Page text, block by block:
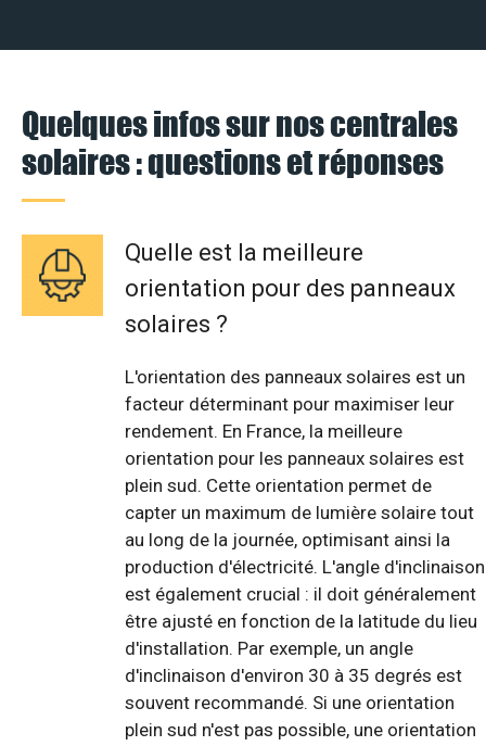
Quelques infos sur nos centrales
solaires : questions et réponses
Quelle est la meilleure
orientation pour des panneaux
solaires ?
L'orientation des panneaux solaires est un
facteur déterminant pour maximiser leur
rendement. En France, la meilleure
orientation pour les panneaux solaires est
plein sud. Cette orientation permet de
capter un maximum de lumière solaire tout
au long de la journée, optimisant ainsi la
production d'électricité. L'angle d'inclinaison
est également crucial : il doit généralement
être ajusté en fonction de la latitude du lieu
d'installation. Par exemple, un angle
d'inclinaison d'environ 30 à 35 degrés est
souvent recommandé. Si une orientation
plein sud n'est pas possible, une orientation